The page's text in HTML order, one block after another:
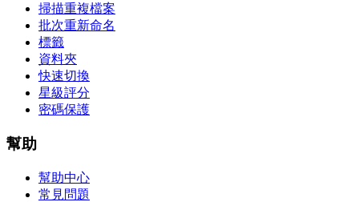
掃描重複檔案
批次重新命名
標籤
資料夾
快速切換
星級評分
密碼保護
幫助
幫助中心
常見問題